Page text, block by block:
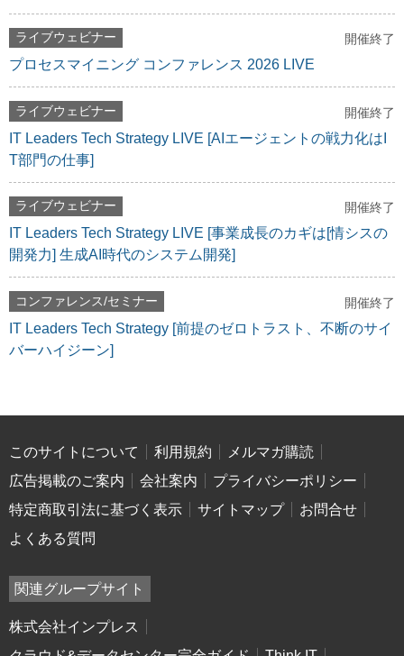
ライブウェビナー 開催終了
プロセスマイニング コンファレンス 2026 LIVE
ライブウェビナー 開催終了
IT Leaders Tech Strategy LIVE [AIエージェントの戦力化はI
T部門の仕事]
ライブウェビナー 開催終了
IT Leaders Tech Strategy LIVE [事業成長のカギは[情シスの
開発力] 生成AI時代のシステム開発]
コンファレンス/セミナー 開催終了
IT Leaders Tech Strategy [前提のゼロトラスト、不断のサイ
バーハイジーン]
このサイトについて 利用規約
メルマガ購読
広告掲載のご案内
会社案内
プライバシーポリシー
特定商取引法に基づく表示
サイトマップ
お問合せ
よくある質問
関連グループサイト
株式会社インプレス